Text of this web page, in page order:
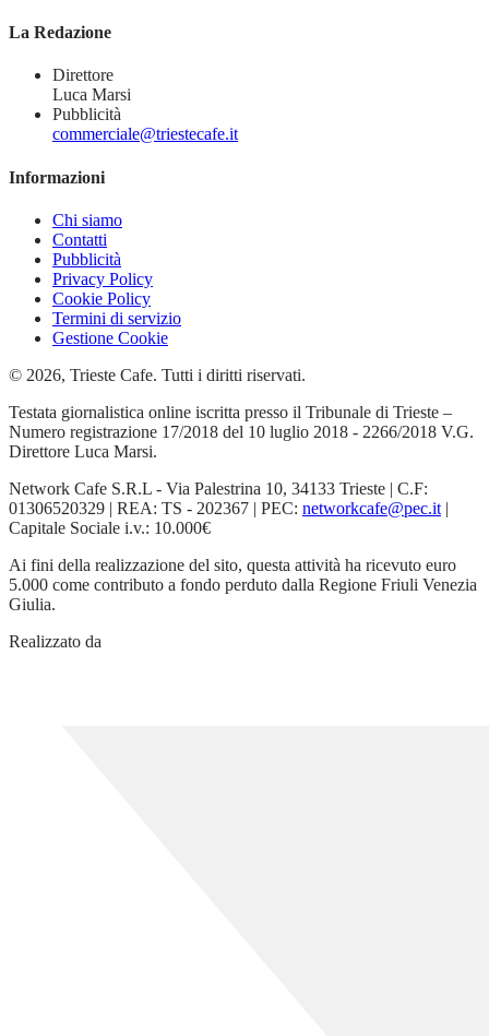
La Redazione
Direttore
Luca Marsi
Pubblicità
commerciale@triestecafe.it
Informazioni
Chi siamo
Contatti
Pubblicità
Privacy Policy
Cookie Policy
Termini di servizio
Gestione Cookie
© 2026, Trieste Cafe. Tutti i diritti riservati.
Testata giornalistica online iscritta presso il Tribunale di Trieste –
Numero registrazione 17/2018 del 10 luglio 2018 - 2266/2018 V.G.
Direttore Luca Marsi.
Network Cafe S.R.L - Via Palestrina 10, 34133 Trieste | C.F:
01306520329 | REA: TS - 202367 | PEC: networkcafe@pec.it |
Capitale Sociale i.v.: 10.000€
Ai fini della realizzazione del sito, questa attività ha ricevuto euro
5.000 come contributo a fondo perduto dalla Regione Friuli Venezia
Giulia.
Realizzato da